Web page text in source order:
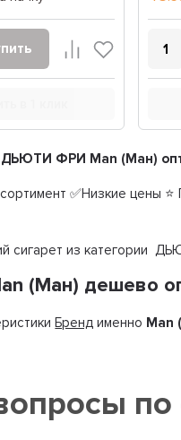
ДЬЮТИ ФРИ Man (Ман)
✅Низкие цены ⭐
сигарет из категории
(Ман) дешево
Бренд именно Man